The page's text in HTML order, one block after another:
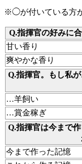
※◯が付いている方
Q.指揮官の好みに
甘い香り
爽やかな香り
Q.指揮官。もし私
…羊飼い
…賞金稼ぎ
Q.指揮官は今まで
今まで作った記憶